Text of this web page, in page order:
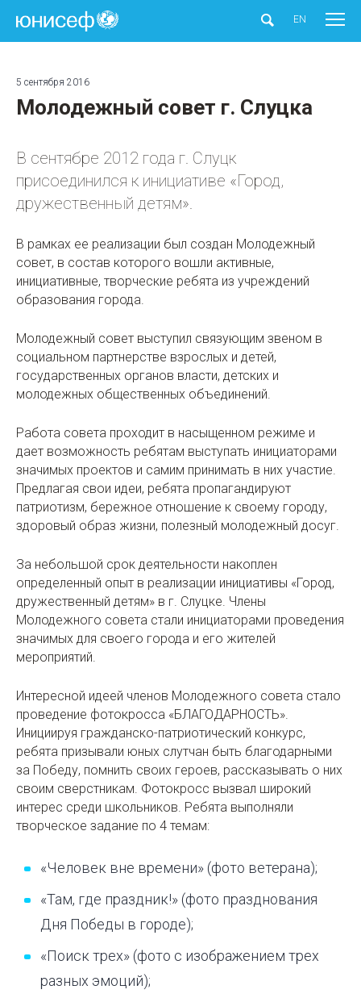
ЮНИСЕФ EN
5 сентября 2016
Молодежный cовет г. Слуцка
В сентябре 2012 года г. Слуцк
присоединился к инициативе «Город,
дружественный детям».
В рамках ее реализации был создан Молодежный
cовет, в состав которого вошли активные,
инициативные, творческие ребята из учреждений
образования города.
Молодежный cовет выступил связующим звеном в
социальном партнерстве взрослых и детей,
государственных органов власти, детских и
молодежных общественных объединений.
Работа совета проходит в насыщенном режиме и
дает возможность ребятам выступать инициаторами
значимых проектов и самим принимать в них участие.
Предлагая свои идеи, ребята пропагандируют
патриотизм, бережное отношение к своему городу,
здоровый образ жизни, полезный молодежный досуг.
За небольшой срок деятельности накоплен
определенный опыт в реализации инициативы «Город,
дружественный детям» в г. Слуцке. Члены
Молодежного совета стали инициаторами проведения
значимых для своего города и его жителей
мероприятий.
Интересной идеей членов Молодежного совета стало
проведение фотокросса «БЛАГОДАРНОСТЬ».
Инициируя гражданско-патриотический конкурс,
ребята призывали юных слутчан быть благодарными
за Победу, помнить своих героев, рассказывать о них
своим сверстникам. Фотокросс вызвал широкий
интерес среди школьников. Ребята выполняли
творческое задание по 4 темам:
«Человек вне времени» (фото ветерана);
«Там, где праздник!» (фото празднования
Дня Победы в городе);
«Поиск трех» (фото с изображением трех
разных эмоций);